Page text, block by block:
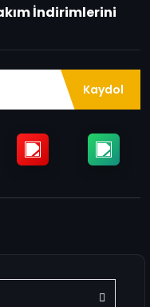
İndirimlerini
Kaydol